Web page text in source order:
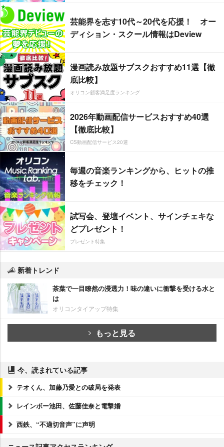
芸能界を志す10代～20代を応援！ オー
ディション・スクール情報はDeview
漫画読み放題サブスクおすすめ11選【徹
底比較】
オリコン顧客満足度ランキング
2026年動画配信サービスおすすめ40選
【徹底比較】
CS動画配信サービス20選
毎週の音楽ランキングから、ヒットの推
移をチェック！
試写会、登壇イベント、サインチェキな
どプレゼント！
プレゼント特集
新着トレンド
茶葉で一目瞭然の浸透力！味の違いに衝撃を受ける水と
は
オリコンタイアップ特集
もっと見る
今、読まれている記事
テオくん、加藤乃愛との破局を発表
レインボー池田、佐藤佳奈と電撃婚
西鉄、“不適切音声”に声明